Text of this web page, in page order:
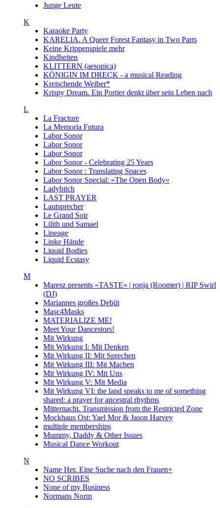
Junge Leute
K
Karaoke Party
KARELIA. A Queer Forest Fantasy in Two Parts
Keine Krippenspiele mehr
Kindheiten
KLITTERN (aesopica)
KÖNIGIN IM DRECK - a musical Reading
Kreischende Weiber*
Krispy Dream. Ein Portier denkt über sein Leben nach
L
La Fracture
La Memoria Futura
Labor Sonor
Labor Sonor
Labor Sonor
Labor Sonor - Celebrating 25 Years
Labor Sonor : Translating Spaces
Labor Sonor Special: »The Open Body«
Ladybitch
LAST PRAYER
Lautsprecher
Le Grand Soir
Lilith und Samael
Lineage
Linke Hände
Liquid Bodies
Liquid Ecstasy
M
Maresz presents »TASTE« | ronja (Roomer) | RIP Swirl
(DJ)
Mariannes großes Debüt
Masc4Masks
MATERIALIZE ME!
Meet Your Dancestors!
Mit Wirkung
Mit Wirkung I: Mit Denken
Mit Wirkung II: Mit Sprechen
Mit Wirkung III: Mit Machen
Mit Wirkung IV: Mit Uns
Mit Wirkung V: Mit Media
Mit Wirkung VI: the land speaks to me of something
shared: a prayer for ancestral rhythms
Mitternacht. Transmission from the Restricted Zone
Mockhaus Ost: Yael Mor & Jason Harvey
multiple memberships
Mummy, Daddy & Other Issues
Musical Dance Workout
N
Name Her. Eine Suche nach den Frauen+
NO SCRIBES
None of my Business
Normans Norm